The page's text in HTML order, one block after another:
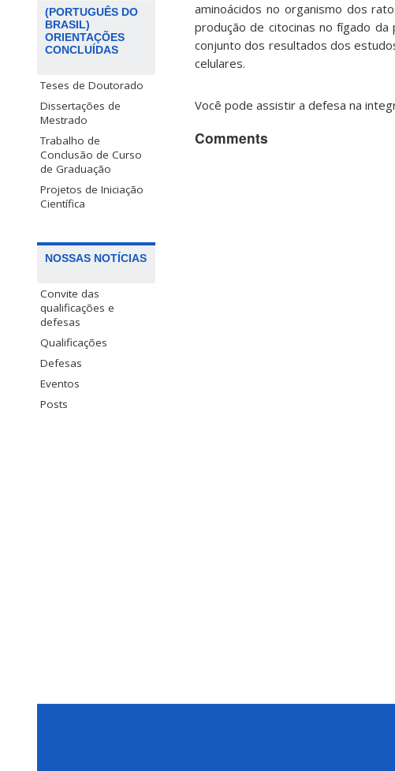
(PORTUGUÊS DO
BRASIL)
ORIENTAÇÕES
CONCLUÍDAS
Teses de Doutorado
Dissertações de
Mestrado
Trabalho de
Conclusão de Curso
de Graduação
Projetos de Iniciação
Científica
NOSSAS NOTÍCIAS
Convite das
qualificações e
defesas
Qualificações
Defesas
Eventos
Posts
aminoácidos no organismo dos
produção de citocinas no fígado da
conjunto dos resultados dos
celulares.
Você pode assistir a defesa na
Comments